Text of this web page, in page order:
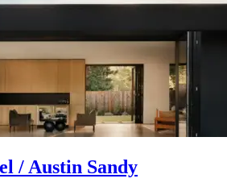
/ Austin Sandy